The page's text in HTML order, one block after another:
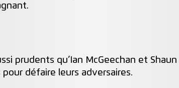
prudents qu’Ian McGeechan et Shaun
défaire leurs adversaires.